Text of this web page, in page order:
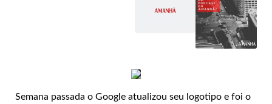
Semana passada o Google atualizou seu logotipo e foi o